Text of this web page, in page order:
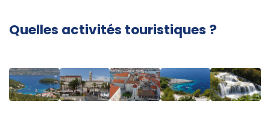
Quelles activités touristiques ?